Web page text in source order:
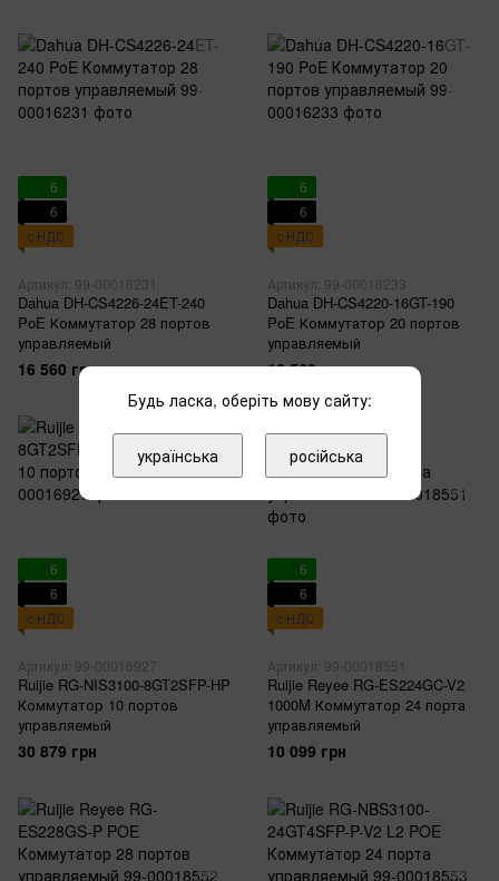
6
6
с НДС
Артикул: 99-00016231
Dahua DH-CS4226-24ET-240
PoE Коммутатор 28 портов
управляемый
16 560 грн
6
6
с НДС
Артикул: 99-00016233
Dahua DH-CS4220-16GT-190
PoE Коммутатор 20 портов
управляемый
16 560 грн
6
6
с НДС
Артикул: 99-00016927
Ruijie RG-NIS3100-8GT2SFP-HP
Коммутатор 10 портов
управляемый
30 879 грн
6
6
с НДС
Артикул: 99-00018551
Ruijie Reyee RG-ES224GC-V2
1000M Коммутатор 24 порта
управляемый
10 099 грн
Будь ласка, оберіть мову сайту:
українська російська